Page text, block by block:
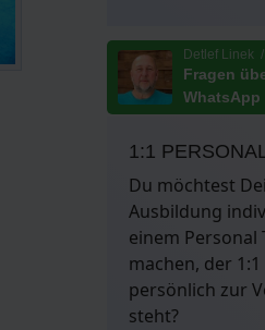
Detlef Linek
Fragen
WhatsApp
1:1
Du möchtest
Ausbildung
einem Personal
machen, der
persönlich zur
steht?